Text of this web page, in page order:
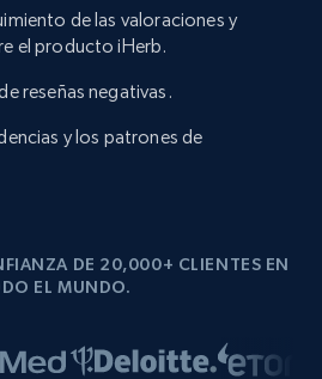
de las valoraciones y
el producto iHerb.
reseñas negativas.
y los patrones de
DE 20,000+ CLIENTES EN
EL MUNDO.